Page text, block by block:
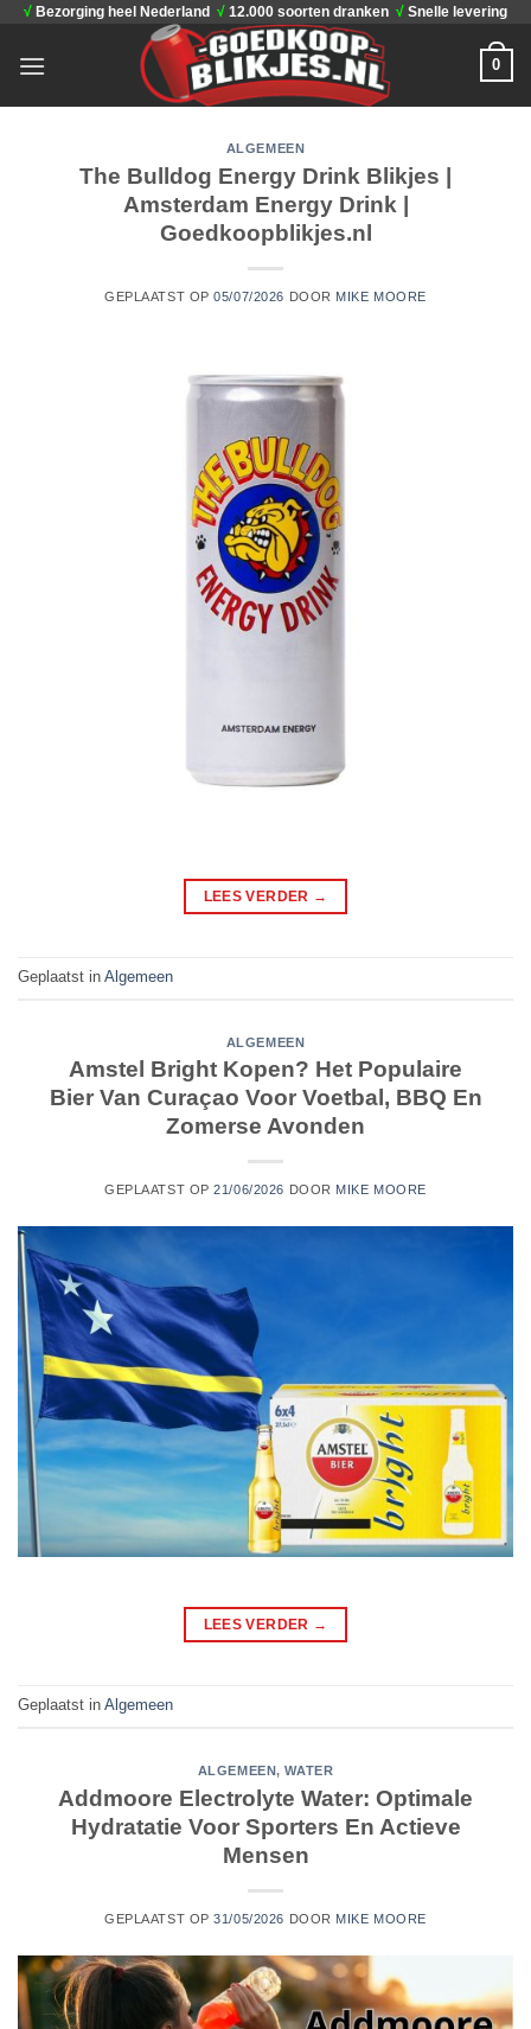
inhoud
√ Bezorging heel Nederland √ 12.000 soorten dranken √ Snelle levering
0
ALGEMEEN
The Bulldog Energy Drink Blikjes |
Amsterdam Energy Drink |
Goedkoopblikjes.nl
GEPLAATST OP05/07/2026 DOOR MIKE MOORE
LEES VERDER →
Geplaatst in Algemeen
ALGEMEEN
Amstel Bright Kopen? Het Populaire
Bier Van Curaçao Voor Voetbal, BBQ En
Zomerse Avonden
GEPLAATST OP21/06/2026 DOOR MIKE MOORE
LEES VERDER →
Geplaatst in Algemeen
ALGEMEEN,WATER
Addmoore Electrolyte Water: Optimale
Hydratatie Voor Sporters En Actieve
Mensen
GEPLAATST OP31/05/2026 DOOR MIKE MOORE